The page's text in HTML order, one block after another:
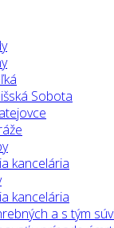
Sobota
kancelária
kancelária
a s tým